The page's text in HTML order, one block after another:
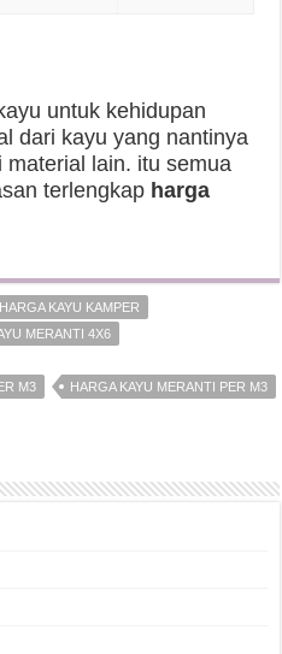
untuk kehidupan
dari kayu yang nantinya
lain. itu semua
terlengkap harga
HARGA KAYU KAMPER
MERANTI 4X6
M3
HARGA KAYU MERANTI PER M3